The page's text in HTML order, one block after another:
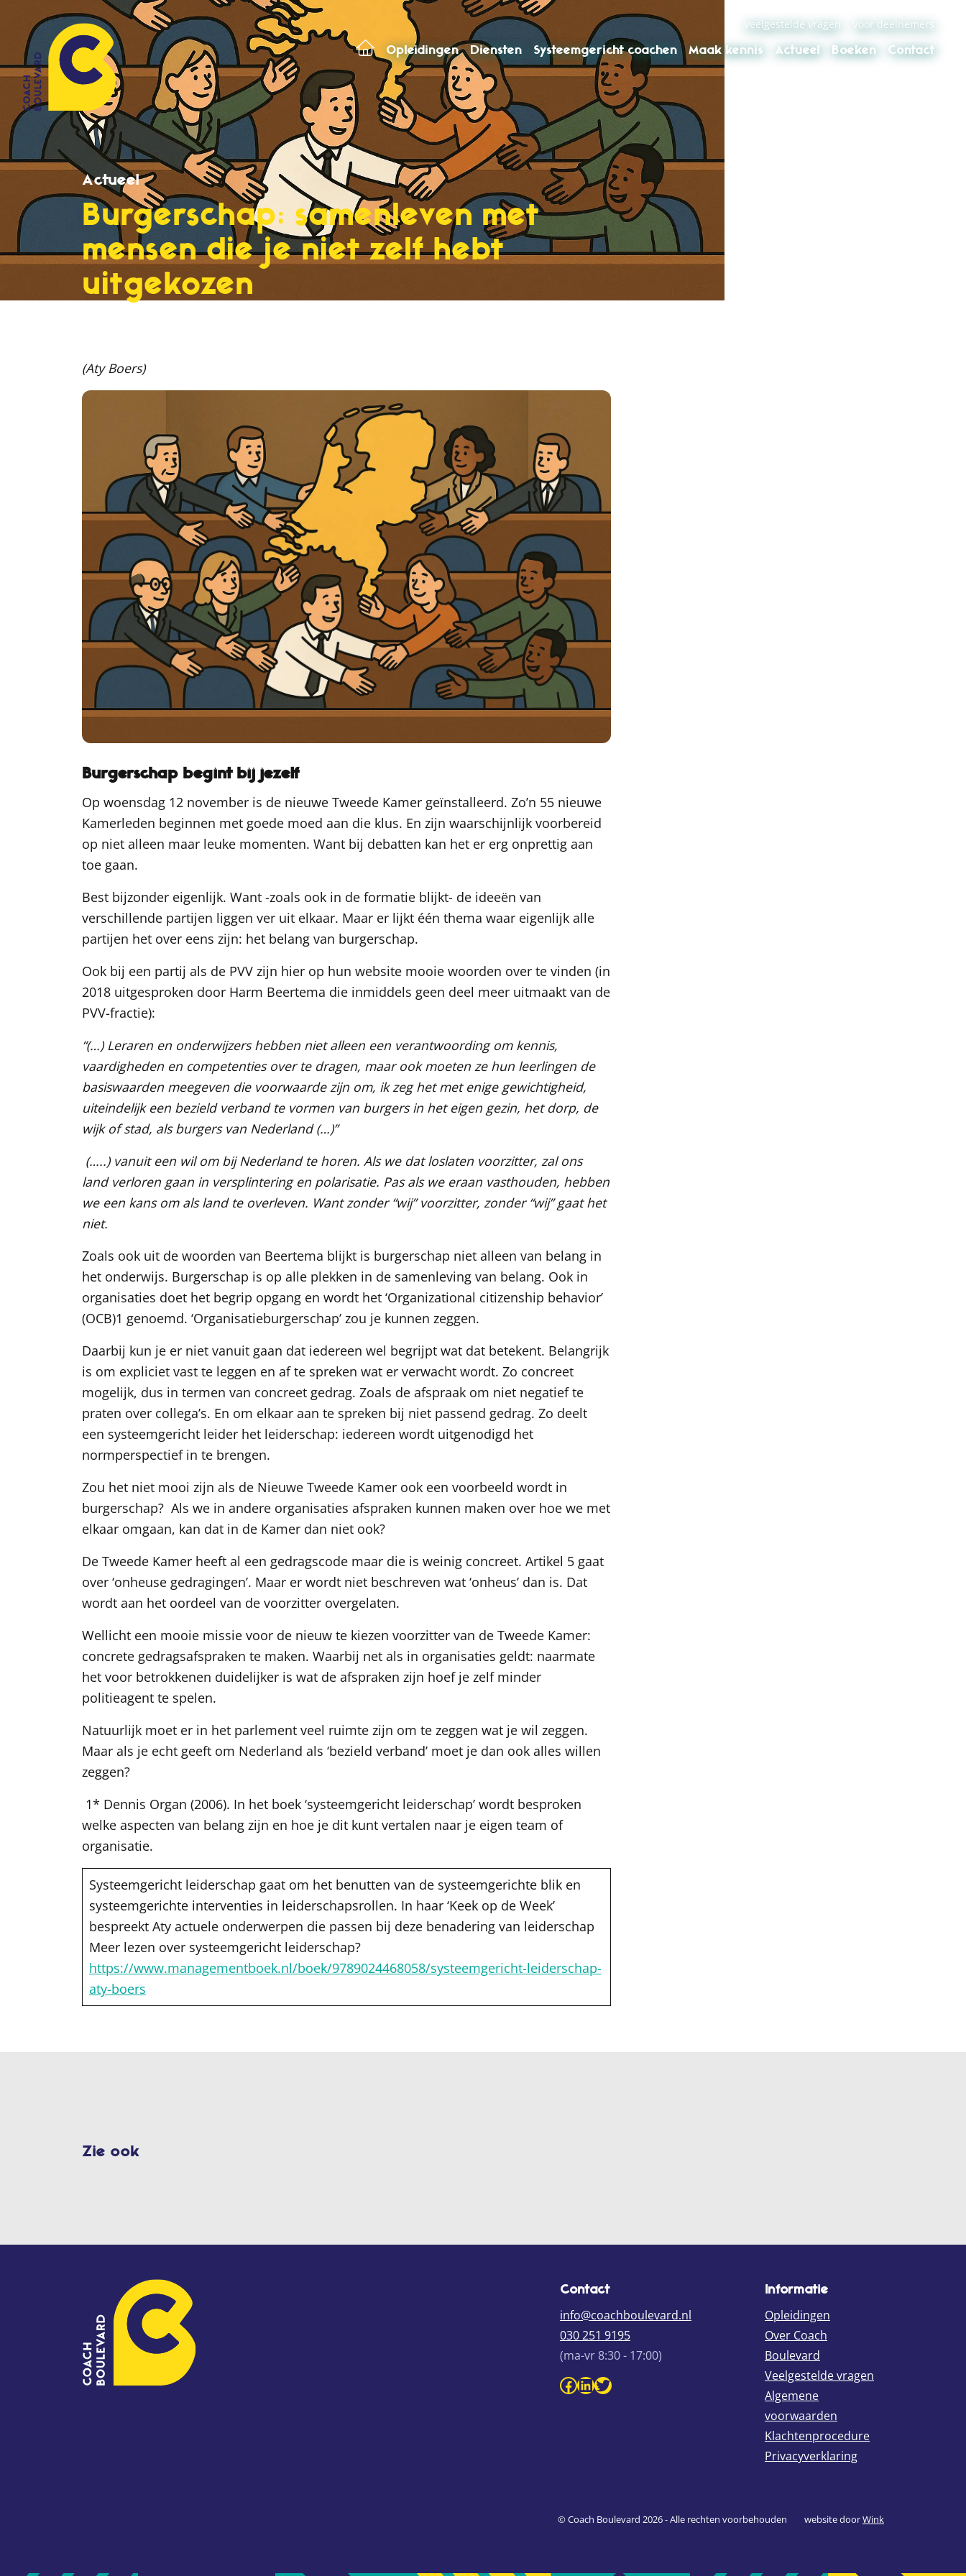
Veelgestelde vragen Voor deelnemers
Opleidingen Diensten Systeemgericht coachen Maak kennis Actueel Boeken Contact
Actueel
Burgerschap: samenleven met
mensen die je niet zelf hebt
uitgekozen
(Aty Boers)
Burgerschap begint bij jezelf
Op woensdag 12 november is de nieuwe Tweede Kamer geïnstalleerd. Zo’n 55 nieuwe
Kamerleden beginnen met goede moed aan die klus. En zijn waarschijnlijk voorbereid
op niet alleen maar leuke momenten. Want bij debatten kan het er erg onprettig aan
toe gaan.
Best bijzonder eigenlijk. Want -zoals ook in de formatie blijkt- de ideeën van
verschillende partijen liggen ver uit elkaar. Maar er lijkt één thema waar eigenlijk alle
partijen het over eens zijn: het belang van burgerschap.
Ook bij een partij als de PVV zijn hier op hun website mooie woorden over te vinden (in
2018 uitgesproken door Harm Beertema die inmiddels geen deel meer uitmaakt van de
PVV-fractie):
“(…) Leraren en onderwijzers hebben niet alleen een verantwoording om kennis,
vaardigheden en competenties over te dragen, maar ook moeten ze hun leerlingen de
basiswaarden meegeven die voorwaarde zijn om, ik zeg het met enige gewichtigheid,
uiteindelijk een bezield verband te vormen van burgers in het eigen gezin, het dorp, de
wijk of stad, als burgers van Nederland (…)”
(…..) vanuit een wil om bij Nederland te horen. Als we dat loslaten voorzitter, zal ons
land verloren gaan in versplintering en polarisatie. Pas als we eraan vasthouden, hebben
we een kans om als land te overleven. Want zonder “wij” voorzitter, zonder “wij” gaat het
niet.
Zoals ook uit de woorden van Beertema blijkt is burgerschap niet alleen van belang in
het onderwijs. Burgerschap is op alle plekken in de samenleving van belang. Ook in
organisaties doet het begrip opgang en wordt het ‘Organizational citizenship behavior’
(OCB)1 genoemd. ‘Organisatieburgerschap’ zou je kunnen zeggen.
Daarbij kun je er niet vanuit gaan dat iedereen wel begrijpt wat dat betekent. Belangrijk
is om expliciet vast te leggen en af te spreken wat er verwacht wordt. Zo concreet
mogelijk, dus in termen van concreet gedrag. Zoals de afspraak om niet negatief te
praten over collega’s. En om elkaar aan te spreken bij niet passend gedrag. Zo deelt
een systeemgericht leider het leiderschap: iedereen wordt uitgenodigd het
normperspectief in te brengen.
Zou het niet mooi zijn als de Nieuwe Tweede Kamer ook een voorbeeld wordt in
burgerschap? Als we in andere organisaties afspraken kunnen maken over hoe we met
elkaar omgaan, kan dat in de Kamer dan niet ook?
De Tweede Kamer heeft al een gedragscode maar die is weinig concreet. Artikel 5 gaat
over ‘onheuse gedragingen’. Maar er wordt niet beschreven wat ‘onheus’ dan is. Dat
wordt aan het oordeel van de voorzitter overgelaten.
Wellicht een mooie missie voor de nieuw te kiezen voorzitter van de Tweede Kamer:
concrete gedragsafspraken te maken. Waarbij net als in organisaties geldt: naarmate
het voor betrokkenen duidelijker is wat de afspraken zijn hoef je zelf minder
politieagent te spelen.
Natuurlijk moet er in het parlement veel ruimte zijn om te zeggen wat je wil zeggen.
Maar als je echt geeft om Nederland als ‘bezield verband’ moet je dan ook alles willen
zeggen?
1* Dennis Organ (2006). In het boek ‘systeemgericht leiderschap’ wordt besproken
welke aspecten van belang zijn en hoe je dit kunt vertalen naar je eigen team of
organisatie.
Systeemgericht leiderschap gaat om het benutten van de systeemgerichte blik en
systeemgerichte interventies in leiderschapsrollen. In haar ‘Keek op de Week’
bespreekt Aty actuele onderwerpen die passen bij deze benadering van leiderschap
Meer lezen over systeemgericht leiderschap?
https://www.managementboek.nl/boek/9789024468058/systeemgericht-leiderschap-
aty-boers
Zie ook
Contact
info@coachboulevard.nl
030 251 9195
(ma-vr 8:30 - 17:00)
Facebook Coach Boulevard
LinkedIn Coach Boulevard
Twitter
Informatie
Opleidingen
Over Coach
Boulevard
Veelgestelde vragen
Algemene
voorwaarden
Klachtenprocedure
Privacyverklaring
© Coach Boulevard 2026 - Alle rechten voorbehouden website doorWink